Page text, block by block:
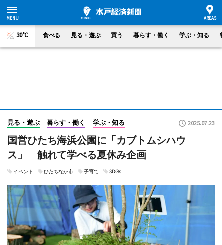
30°C 食べる 見る・遊ぶ 買う 暮らす・働く 学ぶ・知る
見る・遊ぶ 暮らす・働く 学ぶ・知る 2025.07.23
国営ひたち海浜公園に「カブトムシハウ
ス」 触れて学べる夏休み企画
イベント ひたちなか市 子育て SDGs